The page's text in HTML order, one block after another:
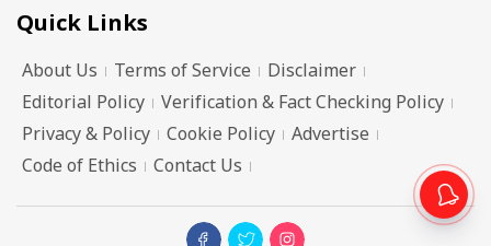
Quick Links
About Us Terms of Service
Disclaimer
Editorial Policy
Verification & Fact Checking Policy
Privacy & Policy
Cookie Policy
Advertise
Code of Ethics
Contact Us